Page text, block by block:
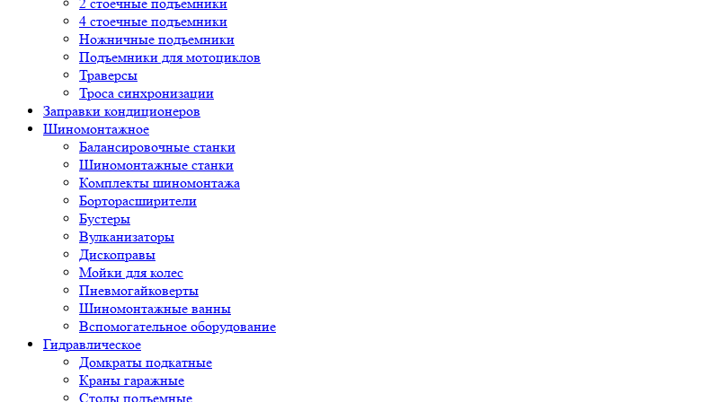
4 стоечные подъемники
Ножничные подъемники
Подъемники для мотоциклов
Траверсы
Троса синхронизации
Заправки кондиционеров
Шиномонтажное
Балансировочные станки
Шиномонтажные станки
Комплекты шиномонтажа
Борторасширители
Бустеры
Вулканизаторы
Дископравы
Мойки для колес
Пневмогайковерты
Шиномонтажные ванны
Вспомогательное оборудование
Гидравлическое
Домкраты подкатные
Краны гаражные
Столы подъемные